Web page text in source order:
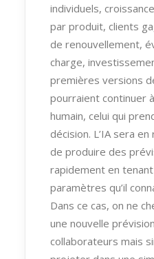
individuels,
par produit, clients
de renouvellement,
charge,
premières versions
pourraient continuer
humain, celui qui
décision. L’IA sera
de produire des
rapidement en
paramètres qu’il
Dans ce cas, on ne
une nouvelle
collaborateurs mais